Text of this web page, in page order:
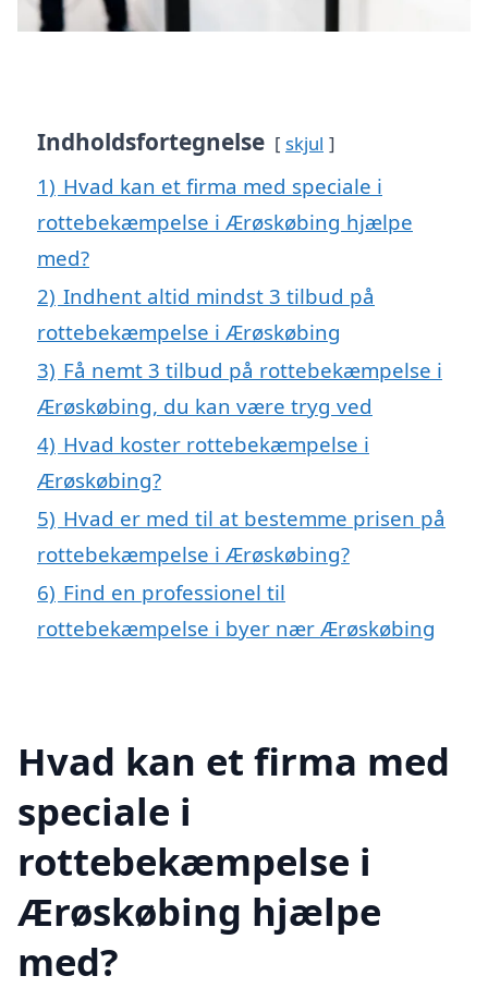
Indholdsfortegnelse skjul
1) Hvad kan et firma med speciale i
rottebekæmpelse i Ærøskøbing hjælpe
med?
2) Indhent altid mindst 3 tilbud på
rottebekæmpelse i Ærøskøbing
3) Få nemt 3 tilbud på rottebekæmpelse i
Ærøskøbing, du kan være tryg ved
4) Hvad koster rottebekæmpelse i
Ærøskøbing?
5) Hvad er med til at bestemme prisen på
rottebekæmpelse i Ærøskøbing?
6) Find en professionel til
rottebekæmpelse i byer nær Ærøskøbing
Hvad kan et firma med
speciale i
rottebekæmpelse i
Ærøskøbing hjælpe
med?